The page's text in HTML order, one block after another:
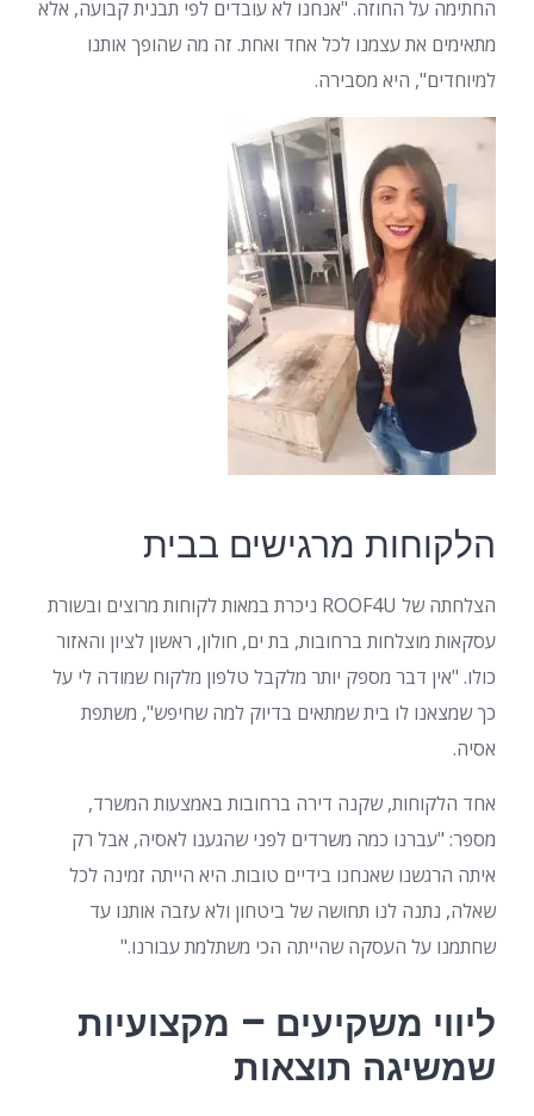
החתימה על החוזה. "אנחנו לא עובדים לפי תבנית קבועה, אלא
מתאימים את עצמנו לכל אחד ואחת. זה מה שהופך אותנו
למיוחדים", היא מסבירה.
הלקוחות מרגישים בבית
הצלחתה של ROOF4U ניכרת במאות לקוחות מרוצים ובשורת
עסקאות מוצלחות ברחובות, בת ים, חולון, ראשון לציון והאזור
כולו. "אין דבר מספק יותר מלקבל טלפון מלקוח שמודה לי על
כך שמצאנו לו בית שמתאים בדיוק למה שחיפש", משתפת
אסיה.
אחד הלקוחות, שקנה דירה ברחובות באמצעות המשרד,
מספר: "עברנו כמה משרדים לפני שהגענו לאסיה, אבל רק
איתה הרגשנו שאנחנו בידיים טובות. היא הייתה זמינה לכל
שאלה, נתנה לנו תחושה של ביטחון ולא עזבה אותנו עד
שחתמנו על העסקה שהייתה הכי משתלמת עבורנו."
ליווי משקיעים – מקצועיות
שמשיגה תוצאות